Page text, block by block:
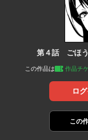
第４話 ごほ
この作品は 作品チ
ロ
この